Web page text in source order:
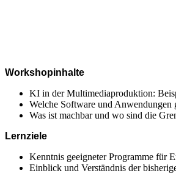
Workshopinhalte
KI in der Multimediaproduktion:
Welche Software und Anwendungen
Was ist machbar und wo sind die
Lernziele
Kenntnis geeigneter Programme für
Einblick und Verständnis der